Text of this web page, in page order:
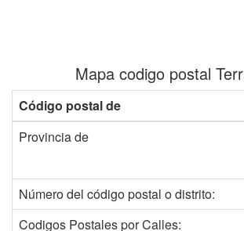
Mapa codigo postal
Código postal de
Provincia de
Número del código postal o distrito:
Codigos Postales por Calles: